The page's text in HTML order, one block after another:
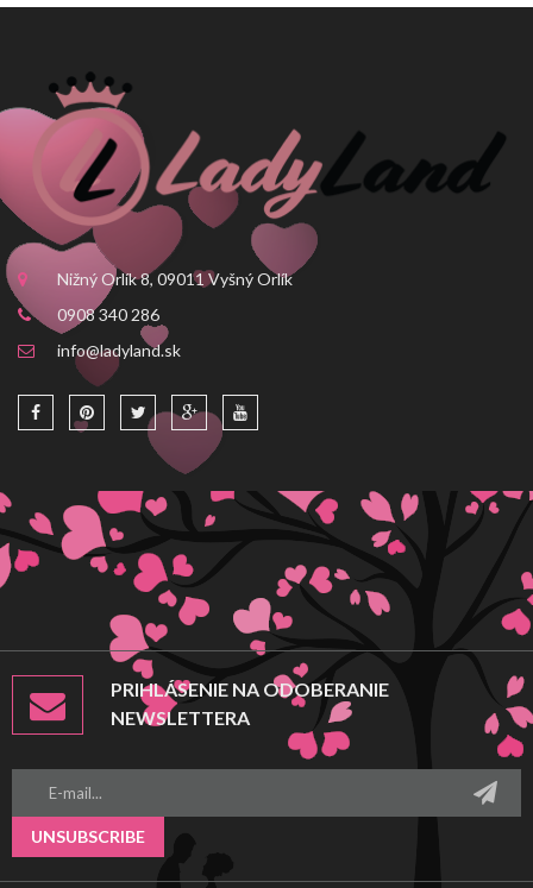
Nižný Orlík 8, 09011 Vyšný Orlík
0908 340 286
info@ladyland.sk
PRIHLÁSENIE NA ODOBERANIE
NEWSLETTERA
UNSUBSCRIBE